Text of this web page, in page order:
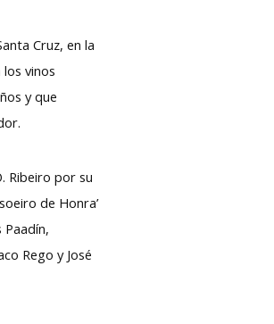
Cruz, en la
vinos
y que
Ribeiro por su
de Honra’
Paadín,
Rego y José